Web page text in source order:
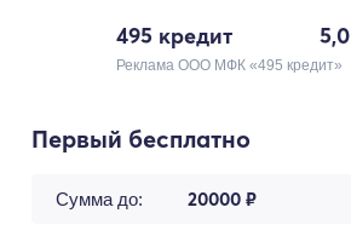
495 кредит 5,0
Реклама ООО МФК «495 кредит»
Первый бесплатно
Сумма до: 20000 ₽